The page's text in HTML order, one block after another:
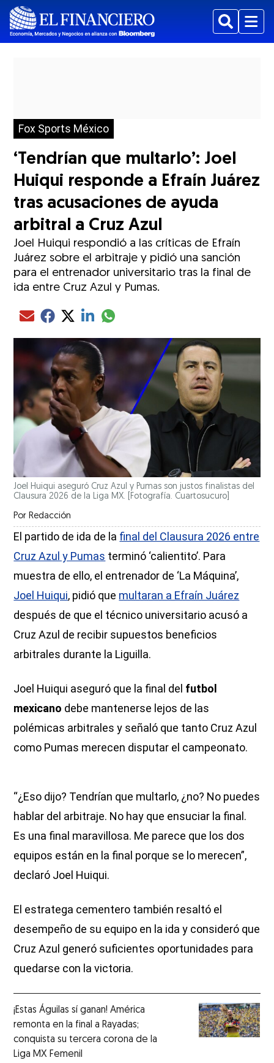
BuscarMenu
Fox Sports México
‘Tendrían que multarlo’: Joel
Huiqui responde a Efraín Juárez
tras acusaciones de ayuda
arbitral a Cruz Azul
Joel Huiqui respondió a las críticas de Efraín
Juárez sobre el arbitraje y pidió una sanción
para el entrenador universitario tras la final de
ida entre Cruz Azul y Pumas.
Compartir el artículo actual mediante Email
Compartir el artículo actual mediante Facebook
Compartir el artículo actual mediante Twitter
Compartir el artículo actual mediante LinkedIn
Compartir el artículo actual mediante
Joel Huiqui aseguró Cruz Azul y Pumas son justos finalistas del
Clausura 2026 de la Liga MX. [Fotografía. Cuartosucuro]
Por Redacción
El partido de ida de la final del Clausura 2026 entre
Cruz Azul y Pumas terminó ‘calientito’. Para
muestra de ello, el entrenador de ‘La Máquina’,
Joel Huiqui, pidió que multaran a Efraín Juárez
después de que el técnico universitario acusó a
Cruz Azul de recibir supuestos beneficios
arbitrales durante la Liguilla.
Joel Huiqui aseguró que la final del futbol
mexicano debe mantenerse lejos de las
polémicas arbitrales y señaló que tanto Cruz Azul
como Pumas merecen disputar el campeonato.
“¿Eso dijo? Tendrían que multarlo, ¿no? No puedes
hablar del arbitraje. No hay que ensuciar la final.
Es una final maravillosa. Me parece que los dos
equipos están en la final porque se lo merecen”,
declaró Joel Huiqui.
El estratega cementero también resaltó el
desempeño de su equipo en la ida y consideró que
Cruz Azul generó suficientes oportunidades para
quedarse con la victoria.
¡Estas Águilas sí ganan! América
remonta en la final a Rayadas;
conquista su tercera corona de la
Liga MX Femenil